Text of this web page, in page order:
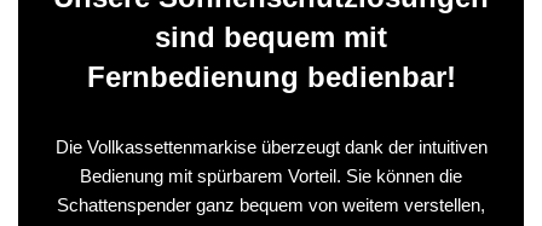
sind bequem mit
Fernbedienung bedienbar!
Die Vollkassettenmarkise überzeugt dank der intuitiven
Bedienung mit spürbarem Vorteil. Sie können die
Schattenspender ganz bequem von weitem verstellen,